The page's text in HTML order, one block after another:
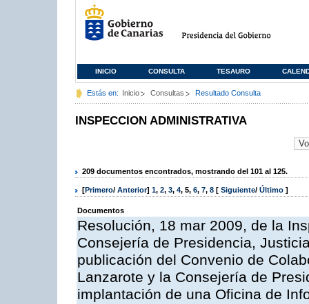
INICIO CONSULTA TESAURO
Estás en: Inicio Consultas Resultado Consulta
INSPECCION ADMINISTRATIVA
209 documentos encontrados, mostrando del 101 al 125.
[Primero/ Anterior] 1, 2, 3, 4, 5, 6, 7, 8 [ Siguiente/ Último ]
Documentos
Resolución, 18 mar 2009, de la
Consejería de Presidencia,
publicación del Convenio de
Lanzarote y la Consejería de
implantación de una Oficina de